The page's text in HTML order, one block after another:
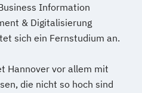
Information
& Digitalisierung
sich ein Fernstudium an.
Hannover vor allem mit
die nicht so hoch sind